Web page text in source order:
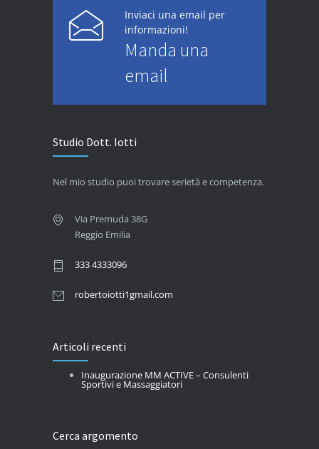
Inviaci una email per
informazioni!
Manda una
email
Studio Dott. Iotti
Nel mio studio puoi trovare serietà e competenza.
Via Premuda 38G
Reggio Emilia
333 4333096
robertoiotti1gmail.com
Articoli recenti
Inaugurazione MM ACTIVE – Consulenti
Sportivi e Massaggiatori
Cerca argomento